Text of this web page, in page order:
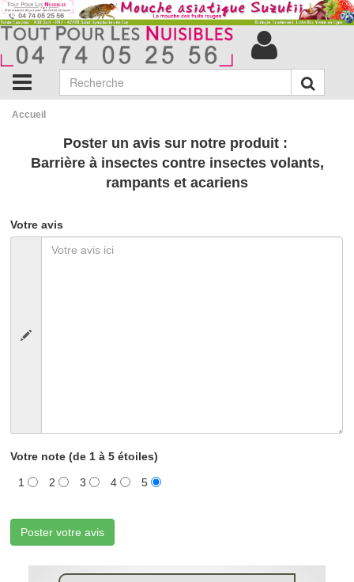
Accueil
Poster un avis sur notre produit :
Barrière à insectes contre insectes volants,
rampants et acariens
Votre avis
Votre note (de 1 à 5 étoiles)
1 2 3 4 5
Poster votre avis